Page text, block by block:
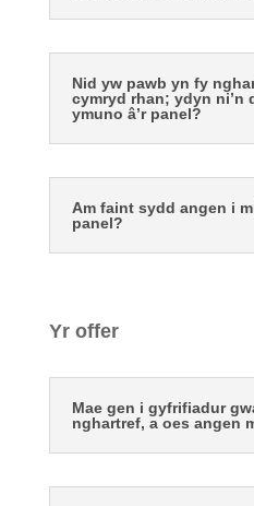
Nid yw pawb yn fy
cymryd rhan; ydyn ni’n
ymuno â’r panel?
Am faint sydd angen i
panel?
Yr offer
Mae gen i gyfrifiadur
nghartref, a oes angen